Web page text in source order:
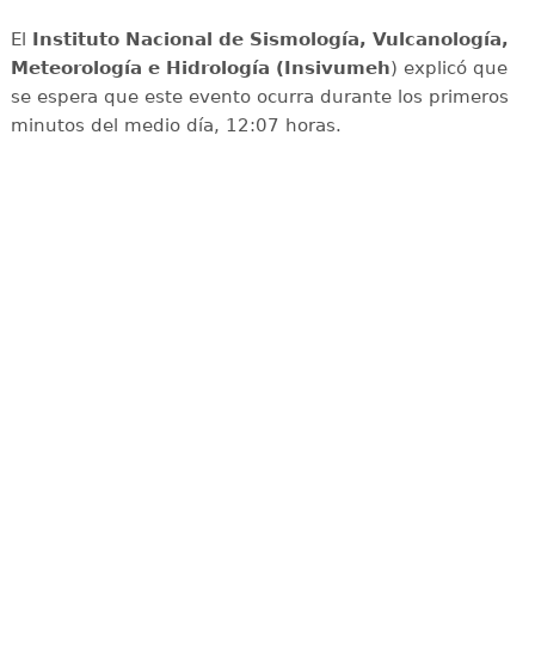
El
Instituto Nacional de Sismología, Vulcanología,
Meteorología e Hidrología (Insivumeh) explicó que
se espera que este evento ocurra durante los primeros
minutos del medio día, 12:07 horas.